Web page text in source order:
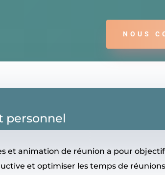
NOUS
personnel
et animation de réunion a pour
et optimiser les temps de